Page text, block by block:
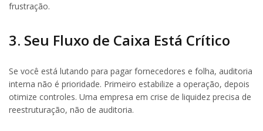
frustração.
3. Seu Fluxo de Caixa Está Crítico
Se você está lutando para pagar fornecedores e folha, auditoria
interna não é prioridade. Primeiro estabilize a operação, depois
otimize controles. Uma empresa em crise de liquidez precisa de
reestruturação, não de auditoria.